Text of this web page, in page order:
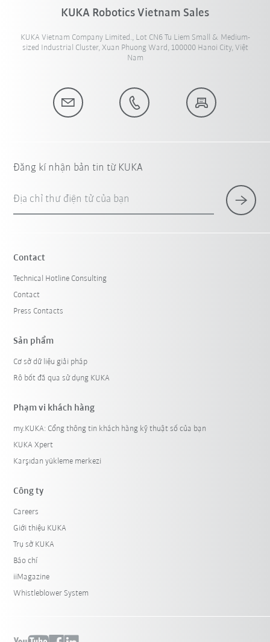
KUKA Robotics Vietnam Sales
KUKA Vietnam Company Limited., Lot CN6 Tu Liem Small & Medium-
sized Industrial Cluster, Xuan Phuong Ward, 100000 Hanoi City, Việt
Nam
Đăng kí nhận bản tin từ KUKA
Địa chỉ thư điện tử của bạn
Contact
Technical Hotline Consulting
Contact
Press Contacts
Sản phẩm
Cơ sở dữ liệu giải pháp
Rô bốt đã qua sử dụng KUKA
Phạm vi khách hàng
my.KUKA: Cổng thông tin khách hàng kỹ thuật số của bạn
KUKA Xpert
Karşıdan yükleme merkezi
Công ty
Careers
Giới thiệu KUKA
Trụ sở KUKA
Báo chí
iiMagazine
Whistleblower System